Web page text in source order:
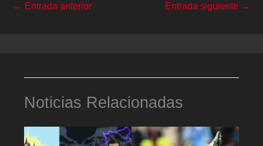
← Entrada anterior Entrada siguiente →
Noticias Relacionadas